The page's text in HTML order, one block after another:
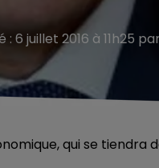
: 6 juillet 2016 à 11h25
qui se tiendra